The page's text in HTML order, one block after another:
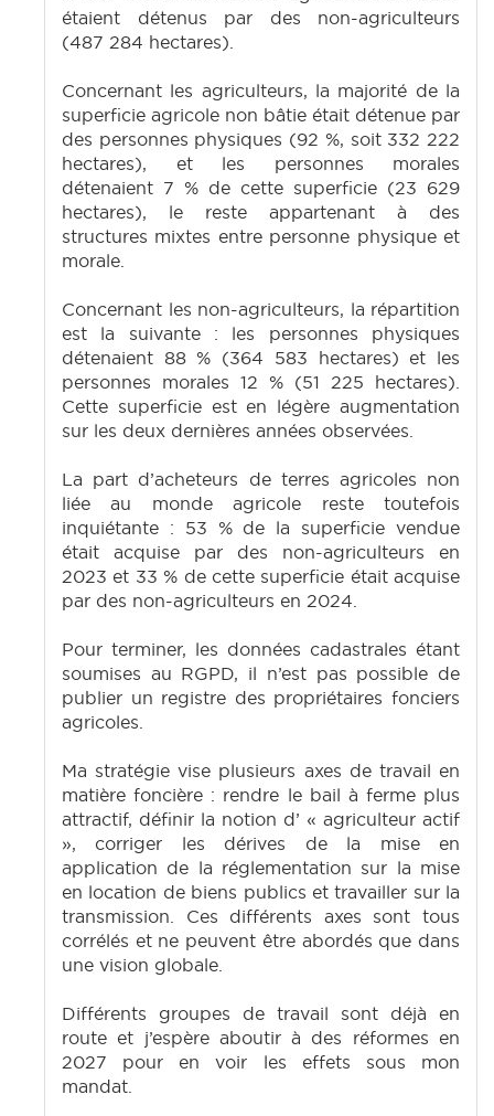
étaient détenus par des non-agriculteurs
(487 284 hectares).
Concernant les agriculteurs, la majorité de la
superficie agricole non bâtie était détenue par
des personnes physiques (92 %, soit 332 222
hectares), et les personnes morales
détenaient 7 % de cette superficie (23 629
hectares), le reste appartenant à des
structures mixtes entre personne physique et
morale.
Concernant les non-agriculteurs, la répartition
est la suivante : les personnes physiques
détenaient 88 % (364 583 hectares) et les
personnes morales 12 % (51 225 hectares).
Cette superficie est en légère augmentation
sur les deux dernières années observées.
La part d’acheteurs de terres agricoles non
liée au monde agricole reste toutefois
inquiétante : 53 % de la superficie vendue
était acquise par des non-agriculteurs en
2023 et 33 % de cette superficie était acquise
par des non-agriculteurs en 2024.
Pour terminer, les données cadastrales étant
soumises au RGPD, il n’est pas possible de
publier un registre des propriétaires fonciers
agricoles.
Ma stratégie vise plusieurs axes de travail en
matière foncière : rendre le bail à ferme plus
attractif, définir la notion d’ « agriculteur actif
», corriger les dérives de la mise en
application de la réglementation sur la mise
en location de biens publics et travailler sur la
transmission. Ces différents axes sont tous
corrélés et ne peuvent être abordés que dans
une vision globale.
Différents groupes de travail sont déjà en
route et j’espère aboutir à des réformes en
2027 pour en voir les effets sous mon
mandat.